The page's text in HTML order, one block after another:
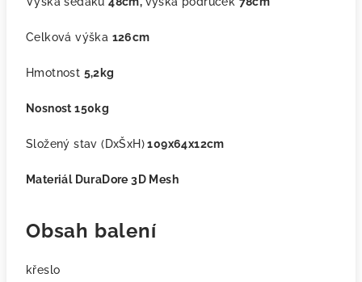
Celková výška 126cm
Hmotnost 5,2kg
Nosnost 150kg
Složený stav (DxŠxH)109x64x12cm
Materiál DuraDore 3D Mesh
Obsah balení
křeslo